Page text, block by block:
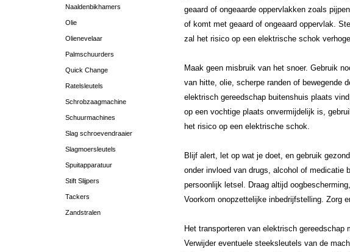
Naaldenbikhamers
Olie
Olienevelaar
Palmschuurders
Quick Change
Ratelsleutels
Schrobzaagmachine
Schuurmachines
Slag schroevendraaier
Slagmoersleutels
Spuitapparatuur
Stift Slijpers
Tackers
Zandstralen
geaard of ongeaarde oppervlakken zoals
of komt met geaard of ongeaard oppervlak.
zal het risico op een elektrische schok
Maak geen misbruik van het snoer. Gebruik
van hitte, olie, scherpe randen of bewegende
elektrisch gereedschap buitenshuis plaats
op een vochtige plaats onvermijdelijk is,
het risico op een elektrische schok.
Blijf alert, let op wat je doet, en gebruik
onder invloed van drugs, alcohol of medicatie
persoonlijk letsel. Draag altijd
Voorkom onopzettelijke inbedrijfstelling. Zorg
Het transporteren van elektrisch
Verwijder eventuele steeksleutels van de